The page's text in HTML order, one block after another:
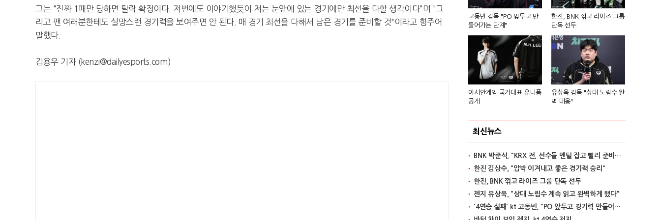
그는 "진짜 1패만 당하면 탈락 확정이다. 저번에도 이야기했듯이 저는 눈앞에 있는 경기에만 최선을 다할 생각이다"며 "그
리고 팬 여러분한테도 실망스런 경기력을 보여주면 안 된다. 매 경기 최선을 다해서 남은 경기를 준비할 것"이라고 힘주어
말했다.
김용우 기자 (kenzi@dailyesports.com)
고동빈 감독 "PO 앞두고 만
들어가는 단계"
한진, BNK 꺾고 라이즈 그룹
단독 선두
아시안게임 국가대표 유니폼
공개
유상욱 감독 "상대 노림수 완
벽 대응"
최신뉴스
BNK 박준석, "KRX 전, 선수들 멘털 잡고 빨리 준비할 것"
한진 김상수, "압박 이겨내고 좋은 경기력 승리"
한진, BNK 꺾고 라이즈 그룹 단독 선두
젠지 유상욱, "상대 노림수 계속 읽고 완벽하게 했다"
'4연승 실패' kt 고동빈, "PO 앞두고 경기력 만들어가는 단계"